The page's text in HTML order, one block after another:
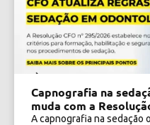
Capnografia na
muda com a
A capnografia na sedação